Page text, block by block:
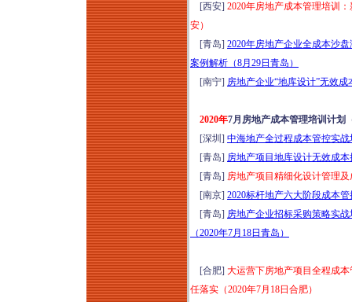
[西安] 2020年房地产成本管理培训
安）
[青岛] 2020年房地产企业全成本沙
案例解析（8月29日青岛）
[南宁] 房地产企业“地库设计”无效
2020年7月房地产成本管理培训计划
[深圳] 中海地产全过程成本管控实
[青岛] 房地产项目地库设计无效成
[青岛] 房地产项目精细化设计管理
[南京] 2020标杆地产六大阶段成本
[青岛] 房地产企业招标采购策略实
（2020年7月18日青岛）
[合肥] 大运营下房地产项目全程成
任落实（2020年7月18日合肥）